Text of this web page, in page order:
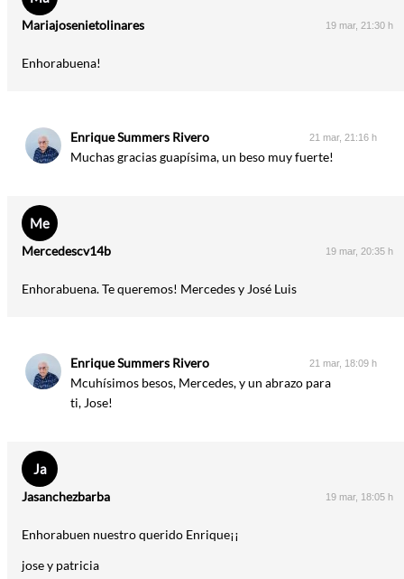
Mariajosenietolinares 19 mar, 21:30 h
Enhorabuena!
Enrique Summers Rivero 21 mar, 21:16 h
Muchas gracias guapísima, un beso muy fuerte!
Me
Mercedescv14b 19 mar, 20:35 h
Enhorabuena. Te queremos! Mercedes y José Luis
Enrique Summers Rivero 21 mar, 18:09 h
Mcuhísimos besos, Mercedes, y un abrazo para
ti, Jose!
Ja
Jasanchezbarba 19 mar, 18:05 h
Enhorabuen nuestro querido Enrique¡¡
jose y patricia